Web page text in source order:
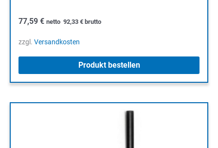
77,59 € netto 92,33 € brutto
zzgl. Versandkosten
Produkt bestellen